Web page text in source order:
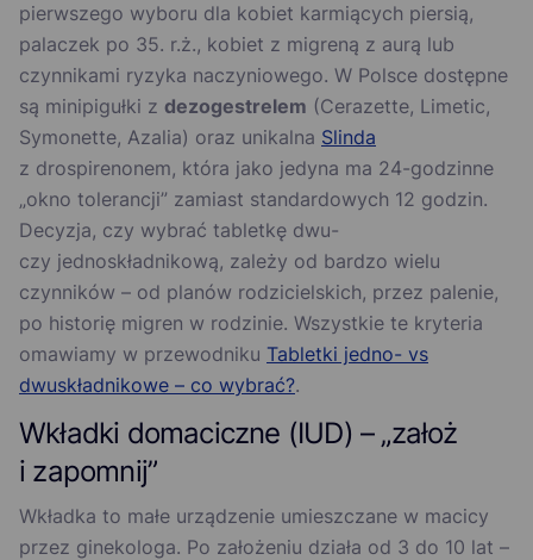
pierwszego wyboru dla kobiet karmiących piersią,
palaczek po 35. r.ż., kobiet z migreną z aurą lub
czynnikami ryzyka naczyniowego. W Polsce dostępne
są minipigułki z dezogestrelem (Cerazette, Limetic,
Symonette, Azalia) oraz unikalna Slinda
z drospirenonem, która jako jedyna ma 24-godzinne
„okno tolerancji” zamiast standardowych 12 godzin.
Decyzja, czy wybrać tabletkę dwu-
czy jednoskładnikową, zależy od bardzo wielu
czynników – od planów rodzicielskich, przez palenie,
po historię migren w rodzinie. Wszystkie te kryteria
omawiamy w przewodniku Tabletki jedno- vs
dwuskładnikowe – co wybrać?.
Wkładki domaciczne (IUD) – „założ
i zapomnij”
Wkładka to małe urządzenie umieszczane w macicy
przez ginekologa. Po założeniu działa od 3 do 10 lat –